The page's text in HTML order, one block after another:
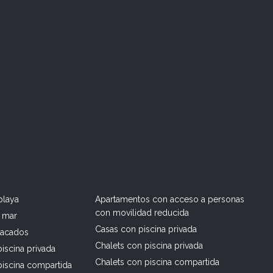
mar
privada
compartida
Apartamentos con acceso a personas
con movilidad reducida
Casas con piscina privada
Chalets con piscina privada
Chalets con piscina compartida